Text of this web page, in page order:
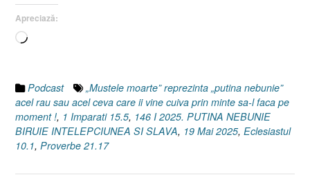
1
Împăraţi
2025”
Apreciază:
Încarc...
Podcast
„Mustele moarte” reprezinta „putina nebunie”
acel rau sau acel ceva care ii vine cuiva prin minte sa-l faca pe
moment !, 1 Imparati 15.5, 146 I 2025. PUTINA NEBUNIE
BIRUIE INTELEPCIUNEA SI SLAVA, 19 Mai 2025, Eclesiastul
10.1, Proverbe 21.17